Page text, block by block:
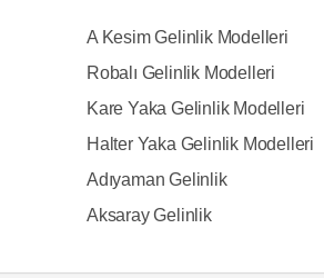
A Kesim Gelinlik Modelleri
Robalı Gelinlik Modelleri
Kare Yaka Gelinlik Modelleri
Halter Yaka Gelinlik Modelleri
Adıyaman Gelinlik
Aksaray Gelinlik